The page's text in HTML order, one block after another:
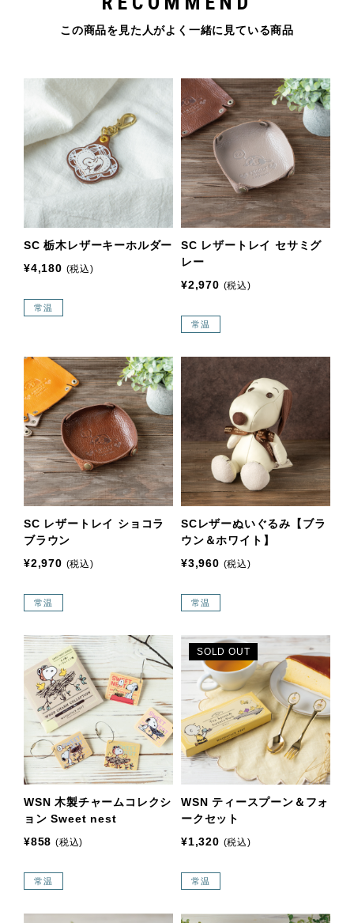
この商品を見た人がよく一緒に見ている商品
SC 栃木レザーキーホルダー
¥4,180 (税込)
常温
SC レザートレイ セサミグ
レー
¥2,970 (税込)
常温
SC レザートレイ ショコラ
ブラウン
¥2,970 (税込)
常温
SCレザーぬいぐるみ【ブラ
ウン＆ホワイト】
¥3,960 (税込)
常温
WSN 木製チャームコレクシ
ョン Sweet nest
¥858 (税込)
常温
SOLD OUT
WSN ティースプーン＆フォ
ークセット
¥1,320 (税込)
常温